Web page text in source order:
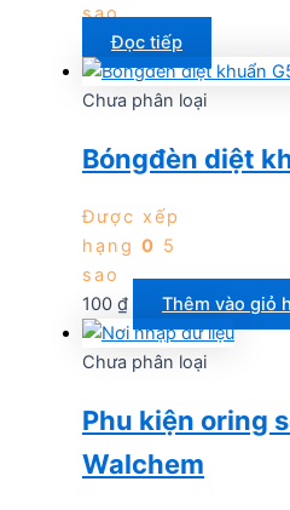
sao
Đọc tiếp
Chưa phân loại
Bóngđèn diệt
Được xếp
hạng 0 5
sao
100 ₫ Thêm vào giỏ
Chưa phân loại
Phu kiện oring
Walchem